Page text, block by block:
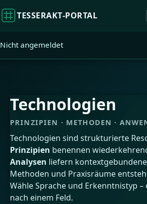
TESSERAKT‑PORTAL
Nicht angemeldet
Technologien
PRINZIPIEN · METHODEN ·
Technologien sind strukturierte
Prinzipien benennen
Analysen liefern
Methoden und Praxisräume
Wähle Sprache und Erkenntnistyp
nach einem Feld.